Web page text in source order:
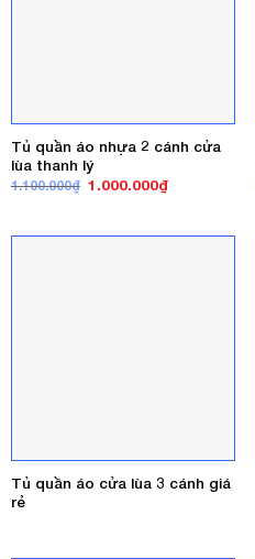
Tủ quần áo nhựa 2 cánh cửa
lùa thanh lý
1.100.000₫ Giá
1.000.000₫Giá
1.000.000₫.
Tủ quần áo cửa lùa 3 cánh giá
rẻ